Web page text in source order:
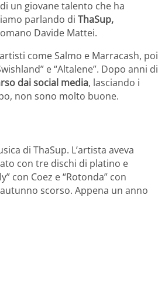
un giovane talento che ha
parlando di ThaSup,
Davide Mattei.
come Salmo e Marracash, poi
e “Altalene”. Dopo anni di
dai social media, lasciando i
non sono molto buone.
di ThaSup. L’artista aveva
con tre dischi di platino e
con Coez e “Rotonda” con
scorso. Appena un anno